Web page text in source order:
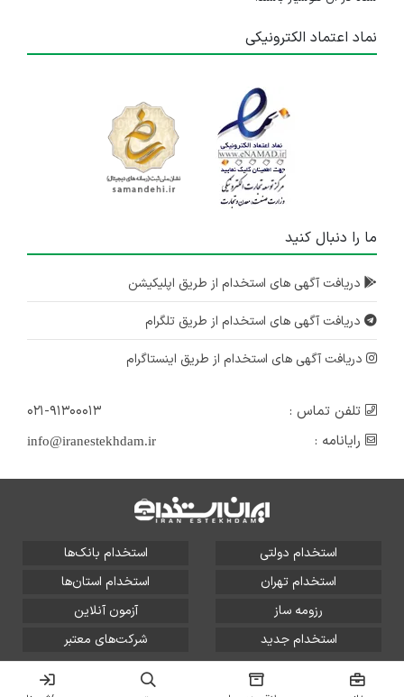
نماد اعتماد الکترونیکی
ما را دنبال کنید
دریافت آگهی های استخدام از طریق اپلیکیشن
دریافت آگهی های استخدام از طریق تلگرام
دریافت آگهی های استخدام از طریق اینستاگرام
تلفن تماس :
۰۲۱-۹۱۳۰۰۰۱۳
رایانامه :
info@iranestekhdam.ir
استخدام دولتی
استخدام بانک‌ها
استخدام تهران
استخدام استان‌ها
رزومه ساز
آزمون آنلاین
استخدام جدید
شرکت‌های معتبر
تمامی حقوق این سایت برای آلتین سیستم محفوظ است و هر
گونه سوءاستفاده از آن پیگرد قانونی دارد.